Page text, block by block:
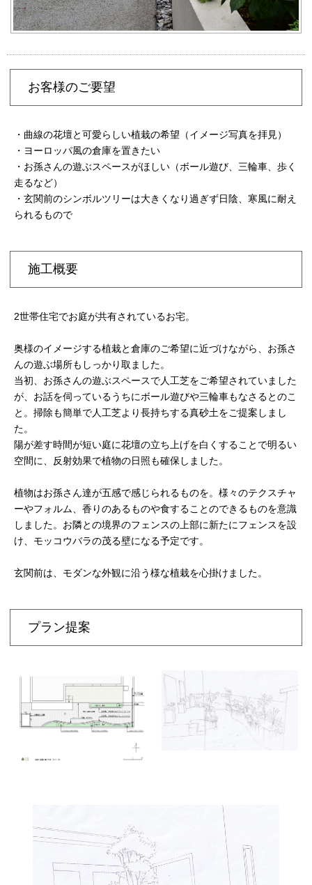
お客様のご要望
・曲線の花壇と可愛らしい植栽の希望（イメージ写真を拝見）
・ヨーロッパ風の倉庫を置きたい
・お孫さんの遊ぶスペースがほしい（ボール遊び、三輪車、歩く
走るなど）
・玄関前のシンボルツリーは大きくなり過ぎず日陰、寒風に耐え
られるもので
施工概要
2世帯住宅でお庭が共有されているお宅。
奥様のイメージする植栽と倉庫のご希望に近づけながら、お孫さ
んの遊ぶ場所もしっかり取ました。
当初、お孫さんの遊ぶスペースで人工芝をご希望されていました
が、お話を伺っているうちにボール遊びや三輪車もなさるとのこ
と。掃除も簡単で人工芝より長持ちする真砂土をご提案しまし
た。
陽が差す時間が短い庭に花壇の立ち上げを白くすることで明るい
空間に、反射効果で植物の日照も確保しました。
植物はお孫さん達が五感で感じられるものを。様々のテクスチャ
ーやフォルム、香りのあるものや食することのできるものを意識
しました。お隣との境界のフェンスの上部に新たにフェンスを設
け、モッコウバラの茂る壁になる予定です。
玄関前は、モダンな外観に沿う様な植栽を心掛けました。
プラン提案